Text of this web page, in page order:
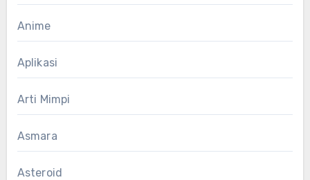
Anime
Aplikasi
Arti Mimpi
Asmara
Asteroid